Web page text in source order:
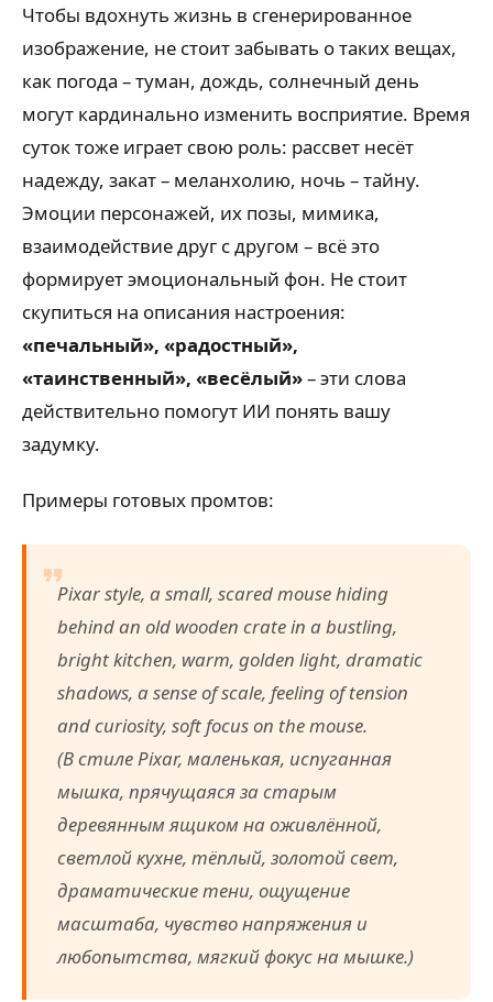
Чтобы вдохнуть жизнь в сгенерированное
изображение, не стоит забывать о таких вещах,
как погода – туман, дождь, солнечный день
могут кардинально изменить восприятие. Время
суток тоже играет свою роль: рассвет несёт
надежду, закат – меланхолию, ночь – тайну.
Эмоции персонажей, их позы, мимика,
взаимодействие друг с другом – всё это
формирует эмоциональный фон. Не стоит
скупиться на описания настроения:
«печальный», «радостный»,
«таинственный», «весёлый»– эти слова
действительно помогут ИИ понять вашу
задумку.
Примеры готовых промтов:
Pixar style, a small, scared mouse hiding
behind an old wooden crate in a bustling,
bright kitchen, warm, golden light, dramatic
shadows, a sense of scale, feeling of tension
and curiosity, soft focus on the mouse.
(В стиле Pixar, маленькая, испуганная
мышка, прячущаяся за старым
деревянным ящиком на оживлённой,
светлой кухне, тёплый, золотой свет,
драматические тени, ощущение
масштаба, чувство напряжения и
любопытства, мягкий фокус на мышке.)